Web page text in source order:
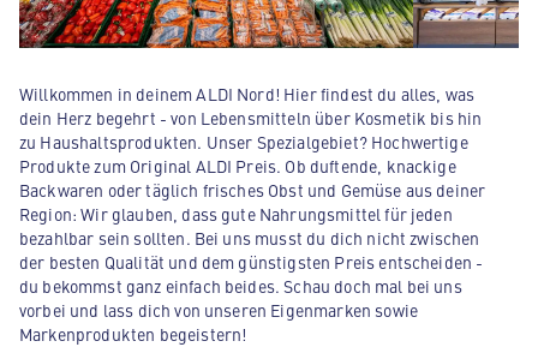
Willkommen in deinem ALDI Nord! Hier findest du alles, was
dein Herz begehrt - von Lebensmitteln über Kosmetik bis hin
zu Haushaltsprodukten. Unser Spezialgebiet? Hochwertige
Produkte zum Original ALDI Preis. Ob duftende, knackige
Backwaren oder täglich frisches Obst und Gemüse aus deiner
Region: Wir glauben, dass gute Nahrungsmittel für jeden
bezahlbar sein sollten. Bei uns musst du dich nicht zwischen
der besten Qualität und dem günstigsten Preis entscheiden -
du bekommst ganz einfach beides. Schau doch mal bei uns
vorbei und lass dich von unseren Eigenmarken sowie
Markenprodukten begeistern!